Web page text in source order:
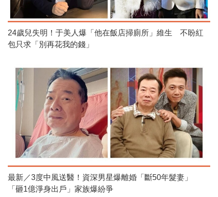
24歲兒失明！于美人爆「他在飯店掃廁所」維生 不盼紅
包只求「別再花我的錢」
最新／3度中風送醫！資深男星爆離婚「斷50年髮妻」
「砸1億淨身出戶」家族爆紛爭